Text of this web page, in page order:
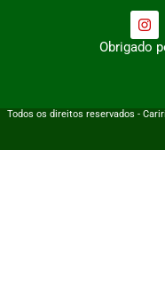
Obrigado
Todos os direitos reservados -